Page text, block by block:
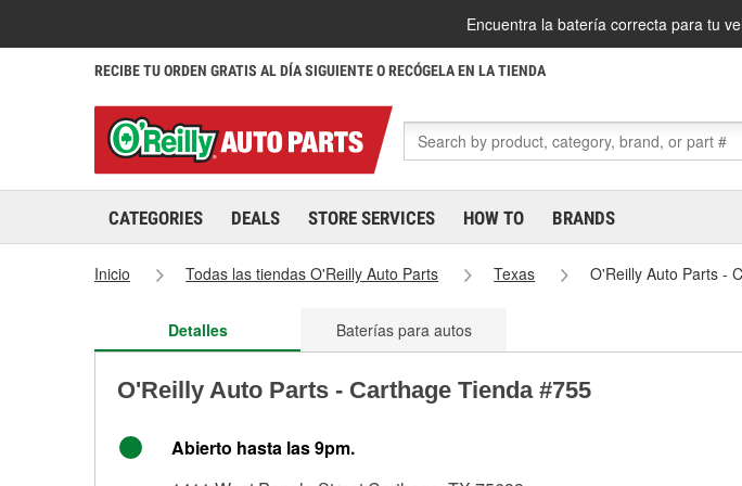
Encuentra la batería correcta para tu
RECIBE TU ORDEN GRATIS AL DÍA SIGUIENTE O RECÓGELA EN LA TIENDA
CATEGORIES DEALS STORE SERVICES HOW TO BRANDS
Inicio Todas las tiendas O'Reilly Auto Parts Texas O'Reilly Auto Parts -
Detalles Baterías para autos
O'Reilly Auto Parts - Carthage Tienda #755
Abierto hasta las 9pm.